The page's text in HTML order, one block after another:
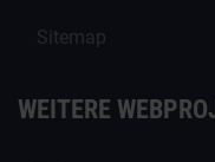
Sitemap
WEITERE